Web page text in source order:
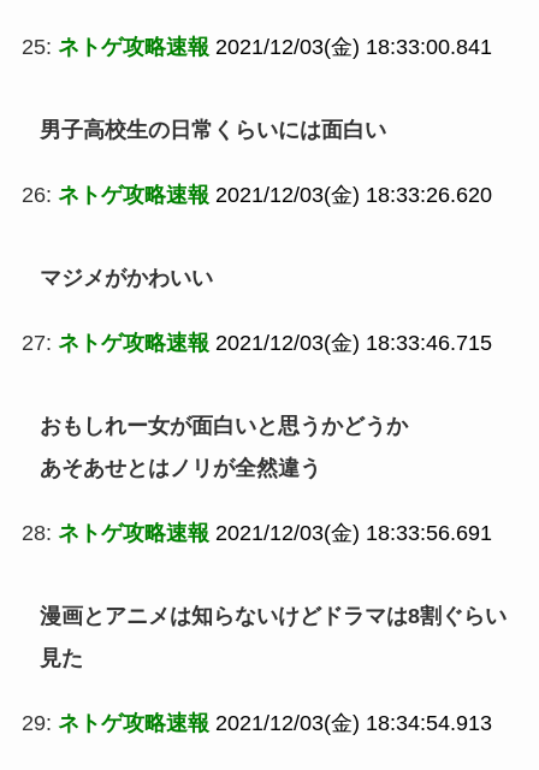
25: ネトゲ攻略速報 2021/12/03(金) 18:33:00.841
男子高校生の日常くらいには面白い
26: ネトゲ攻略速報 2021/12/03(金) 18:33:26.620
マジメがかわいい
27: ネトゲ攻略速報 2021/12/03(金) 18:33:46.715
おもしれー女が面白いと思うかどうか
あそあせとはノリが全然違う
28: ネトゲ攻略速報 2021/12/03(金) 18:33:56.691
漫画とアニメは知らないけどドラマは8割ぐらい
見た
29: ネトゲ攻略速報 2021/12/03(金) 18:34:54.913